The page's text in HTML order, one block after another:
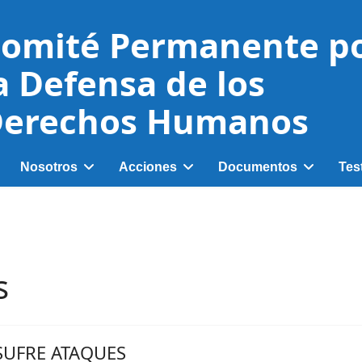
Permanente
Defensa de los
Humanos
Nosotros Acciones Documentos
ATAQUES